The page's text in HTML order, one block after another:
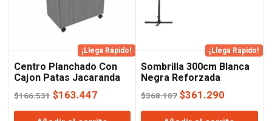
¡Llega Rápido!
Centro Planchado Con
Cajon Patas Jacaranda
Orlandi
$166.531 El
precio
$163.447
precio
¡Llega Rápido!
Sombrilla 300cm Blanca
Negra Reforzada
Regulable Lusqtoff
$368.107El
precio
$361.290
precio